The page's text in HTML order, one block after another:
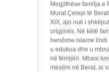
Megjithëse familja e
Murat Çelepi të
XIX, ajo nuk i
origjinës. Në këtë
hershme islame
u edukua dhe u
në fëmijëri. Mbasi
mesëm në Berat, ai